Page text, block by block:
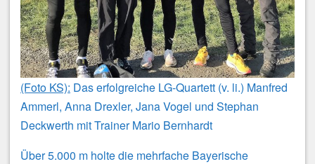
(Foto KS): Das erfolgreiche LG-Quartett (v. li.) Manfred
Ammerl, Anna Drexler, Jana Vogel und Stephan
Deckwerth mit Trainer Mario Bernhardt
Über 5.000 m holte die mehrfache Bayerische